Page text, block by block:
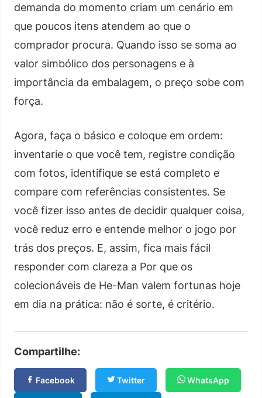
demanda do momento criam um cenário em
que poucos itens atendem ao que o
comprador procura. Quando isso se soma ao
valor simbólico dos personagens e à
importância da embalagem, o preço sobe com
força.
Agora, faça o básico e coloque em ordem:
inventarie o que você tem, registre condição
com fotos, identifique se está completo e
compare com referências consistentes. Se
você fizer isso antes de decidir qualquer coisa,
você reduz erro e entende melhor o jogo por
trás dos preços. E, assim, fica mais fácil
responder com clareza a Por que os
colecionáveis de He-Man valem fortunas hoje
em dia na prática: não é sorte, é critério.
Compartilhe:
Facebook Twitter WhatsApp